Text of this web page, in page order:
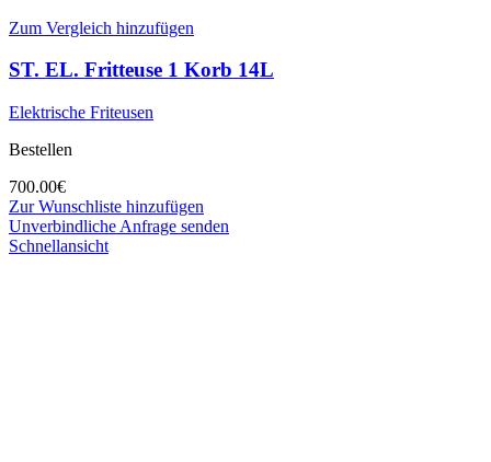
Zum Vergleich hinzufügen
ST. EL. Fritteuse 1 Korb 14L
Elektrische Friteusen
Bestellen
700.00€
Zur Wunschliste hinzufügen
Unverbindliche Anfrage senden
Schnellansicht